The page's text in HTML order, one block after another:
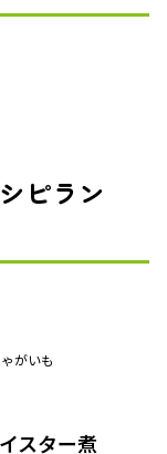
ピラン
がいも
スター煮